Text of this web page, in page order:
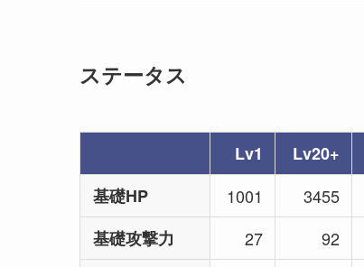
ステータス
Lv1 Lv20+
基礎HP
1001 3455
基礎攻撃力
27 92